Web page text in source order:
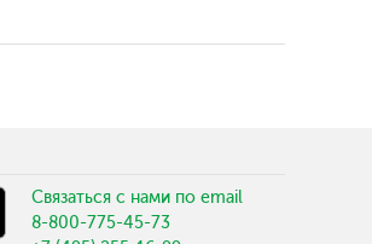
Связаться с нами по email
8-800-775-45-73